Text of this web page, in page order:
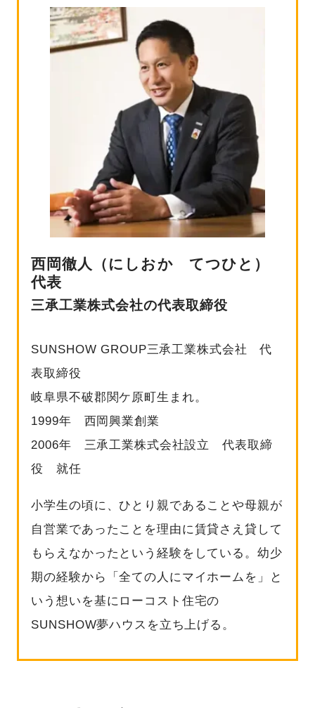
西岡徹人（にしおか てつひと）
代表
三承工業株式会社の代表取締役
SUNSHOW GROUP三承工業株式会社 代
表取締役
岐阜県不破郡関ケ原町生まれ。
1999年 西岡興業創業
2006年 三承工業株式会社設立 代表取締
役 就任
小学生の頃に、ひとり親であることや母親が
自営業であったことを理由に賃貸さえ貸して
もらえなかったという経験をしている。幼少
期の経験から「全ての人にマイホームを」と
いう想いを基にローコスト住宅の
SUNSHOW夢ハウスを立ち上げる。